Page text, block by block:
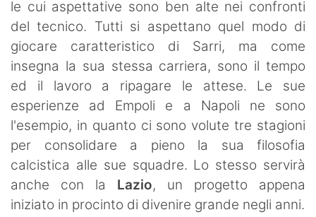
le cui aspettative sono ben alte nei confronti
del tecnico. Tutti si aspettano quel modo di
giocare caratteristico di Sarri, ma come
insegna la sua stessa carriera, sono il tempo
ed il lavoro a ripagare le attese. Le sue
esperienze ad Empoli e a Napoli ne sono
l'esempio, in quanto ci sono volute tre stagioni
per consolidare a pieno la sua filosofia
calcistica alle sue squadre. Lo stesso servirà
anche con la Lazio, un progetto appena
iniziato in procinto di divenire grande negli anni.